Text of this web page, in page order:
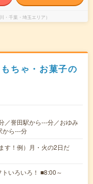
・千葉・埼玉エリア）
ちゃ・お菓子の
／誉田駅から---分／おゆみ
から---分
す！例）月・火の2日だ
いろいろ！ ■8:00～